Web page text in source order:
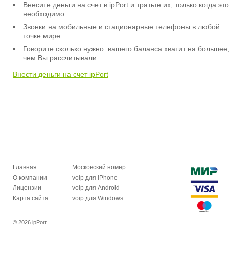
Внесите деньги на счет в ipPort и тратьте их, только когда это
необходимо.
Звонки на мобильные и стационарные телефоны в любой
точке мире.
Говорите сколько нужно: вашего баланса хватит на большее,
чем Вы рассчитывали.
Внести деньги на счет ipPort
Главная
О компании
Лицензии
Карта сайта
Московский номер
voip для iPhone
voip для Android
voip для Windows
© 2026 ipPort